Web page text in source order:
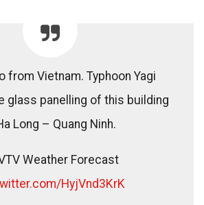
from Vietnam. Typhoon Yagi
glass panelling of this building
Long – Quang Ninh.
Weather Forecast
HyjVnd3KrK